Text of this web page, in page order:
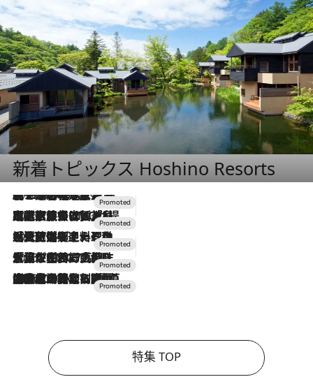
新着トピックス Hoshino Resorts
2026.8.7
【トンボの足水浴】ヒノキの香りに包まれて涼感マックス！約13℃の湧水かけ流しを避暑地「星野温泉 トンボの湯」で体験
2026.7.31
【ホテル帰省】という選択肢をOMOが提案。家族とほどよい距離を保つには「昼は実家、夜は気兼ねなくホテルで！」
2026.7.24
【夏限定ディナーコース】旬を迎える稚鮎や花ズッキーニなどをイタリア・トスカーナの郷土料理の手法で満喫！
2026.7.17
「土佐和ハーブかき氷」がOMO7高知に登場！生姜、山椒、大葉など目にも舌にも涼を呼ぶ郷土の味
2026.7.10
NEW OPEN！【界 草津】名湯の地に誕生。趣の異なる2種の温泉と上州ならではの会席・蕎麦割烹など美食を味わう究極の癒やし旅
特集 TOP